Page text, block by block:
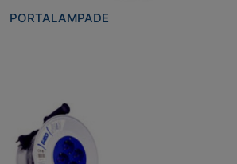
PORTALAMPADE